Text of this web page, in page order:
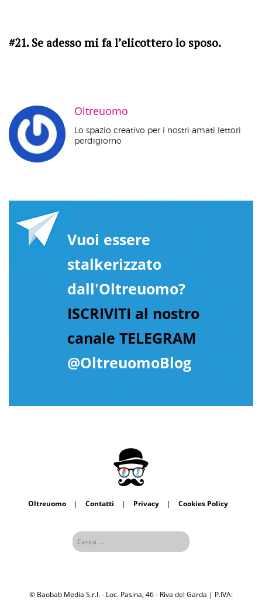
#21. Se adesso mi fa l’elicottero lo sposo.
Oltreuomo
Lo spazio creativo per i nostri amati lettori
perdigiorno
Vuoi essere
stalkerizzato
dall'Oltreuomo?
ISCRIVITI al nostro
canale TELEGRAM
@OltreuomoBlog
Oltreuomo | Contatti | Privacy | Cookies Policy
© Baobab Media S.r.l. - Loc. Pasina, 46 - Riva del Garda | P.IVA: